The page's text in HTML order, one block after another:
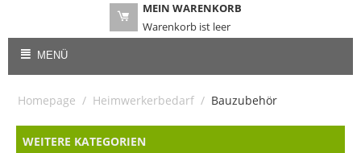
MEIN WARENKORB
Warenkorb ist leer
MENÜ
Homepage / Heimwerkerbedarf / Bauzubehör
WEITERE KATEGORIEN